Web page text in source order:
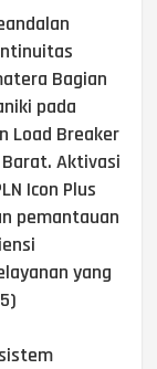
Bagian
pada
Load Breaker
Aktivasi
Icon Plus
pemantauan
yang